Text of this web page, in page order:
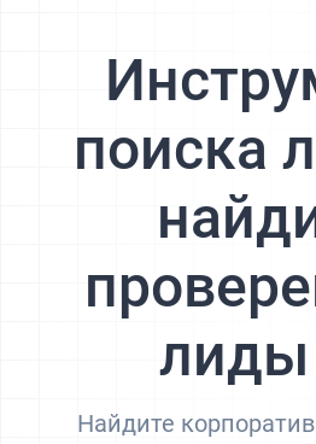
поиска
лиды
Найдите